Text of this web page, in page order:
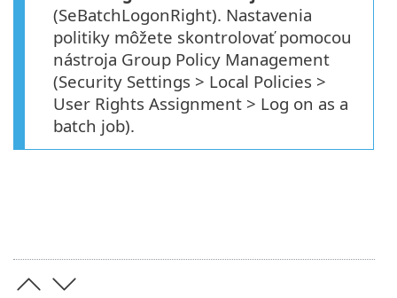
(SeBatchLogonRight). Nastavenia
politiky môžete skontrolovať pomocou
nástroja Group Policy Management
(Security Settings > Local Policies >
User Rights Assignment > Log on as a
batch job).